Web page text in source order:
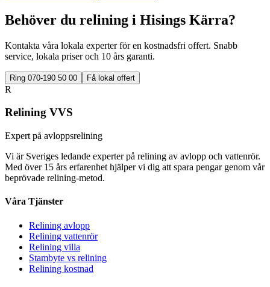
Behöver du relining i Hisings Kärra?
Kontakta våra lokala experter för en kostnadsfri offert. Snabb
service, lokala priser och 10 års garanti.
Ring 070-190 50 00 Få lokal offert
R
Relining VVS
Expert på avloppsrelining
Vi är Sveriges ledande experter på relining av avlopp och vattenrör.
Med över 15 års erfarenhet hjälper vi dig att spara pengar genom vår
beprövade relining-metod.
Våra Tjänster
Relining avlopp
Relining vattenrör
Relining villa
Stambyte vs relining
Relining kostnad